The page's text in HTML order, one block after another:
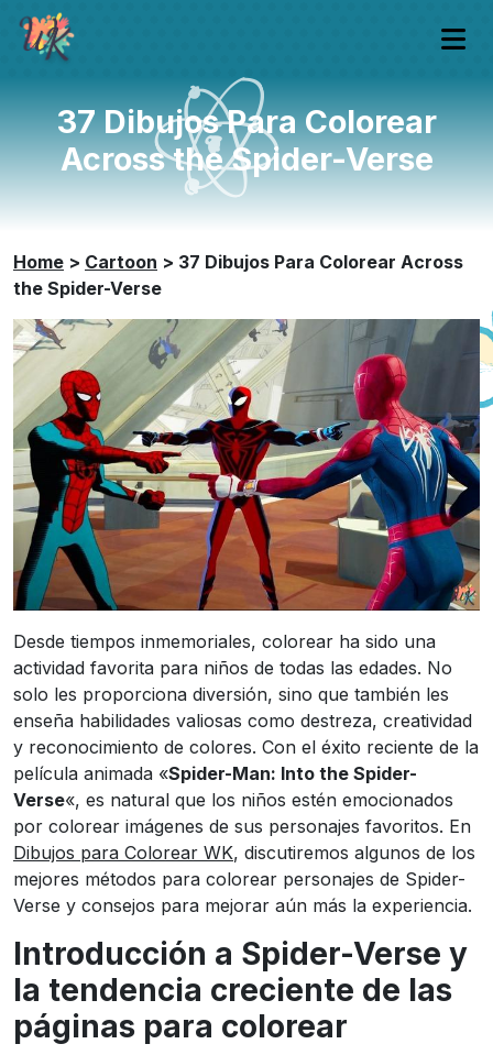
37 Dibujos Para Colorear
Across the Spider-Verse
Home > Cartoon > 37 Dibujos Para Colorear Across
the Spider-Verse
Desde tiempos inmemoriales, colorear ha sido una
actividad favorita para niños de todas las edades. No
solo les proporciona diversión, sino que también les
enseña habilidades valiosas como destreza, creatividad
y reconocimiento de colores. Con el éxito reciente de la
película animada «Spider-Man: Into the Spider-
Verse«, es natural que los niños estén emocionados
por colorear imágenes de sus personajes favoritos. En
Dibujos para Colorear WK, discutiremos algunos de los
mejores métodos para colorear personajes de Spider-
Verse y consejos para mejorar aún más la experiencia.
Introducción a Spider-Verse y
la tendencia creciente de las
páginas para colorear